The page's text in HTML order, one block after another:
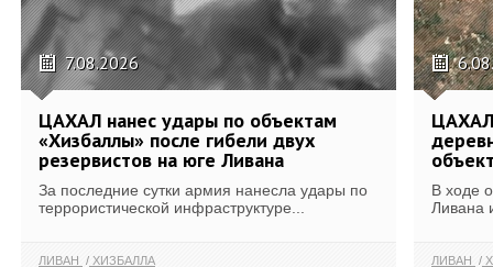
7.08.2026
ЦАХАЛ нанес удары по объектам
«Хизбаллы» после гибели двух
резервистов на юге Ливана
За последние сутки армия нанесла удары по
террористической инфраструктуре...
ЛИВАН ХИЗБАЛЛА
В ходе
Ливана
ЛИВАН